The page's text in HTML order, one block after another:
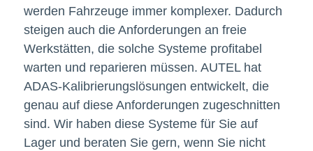
werden Fahrzeuge immer komplexer. Dadurch
steigen auch die Anforderungen an freie
Werkstätten, die solche Systeme profitabel
warten und reparieren müssen. AUTEL hat
ADAS-Kalibrierungslösungen entwickelt, die
genau auf diese Anforderungen zugeschnitten
sind. Wir haben diese Systeme für Sie auf
Lager und beraten Sie gern, wenn Sie nicht